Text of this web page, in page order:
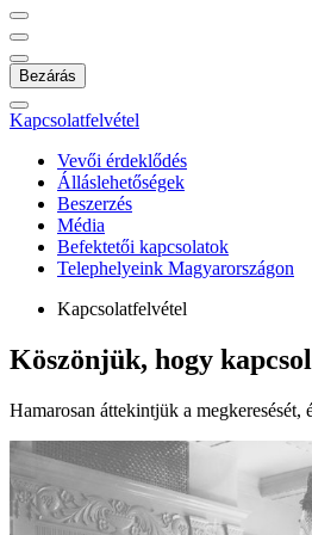
Bezárás
Kapcsolatfelvétel
Vevői érdeklődés
Álláslehetőségek
Beszerzés
Média
Befektetői kapcsolatok
Telephelyeink Magyarországon
Kapcsolatfelvétel
Köszönjük, hogy
Hamarosan áttekintjük a megkeresését,